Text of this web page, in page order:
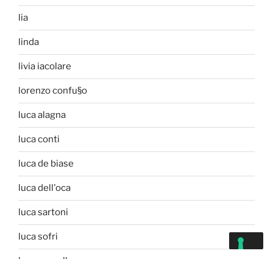
lia
linda
livia iacolare
lorenzo confu§o
luca alagna
luca conti
luca de biase
luca dell'oca
luca sartoni
luca sofri